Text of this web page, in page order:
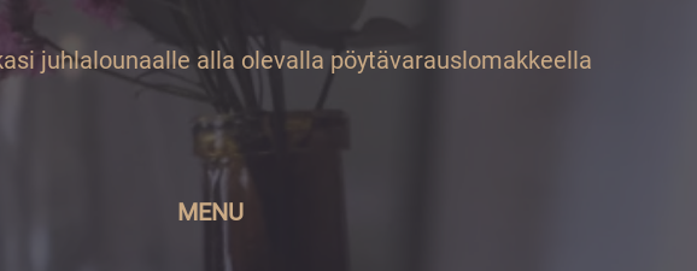
juhlalounaalle alla olevalla pöytävarauslomakkeella
MENU